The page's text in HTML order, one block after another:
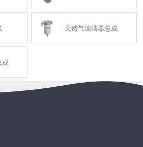
天然气滤清器总成
成